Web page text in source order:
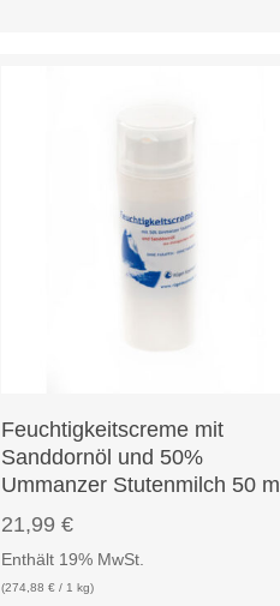
In Den Warenkorb
Feuchtigkeitscreme mit
Sanddornöl und 50%
Ummanzer Stutenmilch 50 ml
21,99 €
Enthält 19% MwSt.
(274,88 €/ 1 kg)